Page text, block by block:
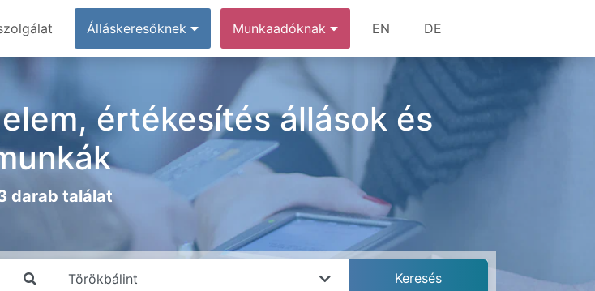
Álláskeresőknek Munkaadóknak EN DE
értékesítés állások és
darab találat